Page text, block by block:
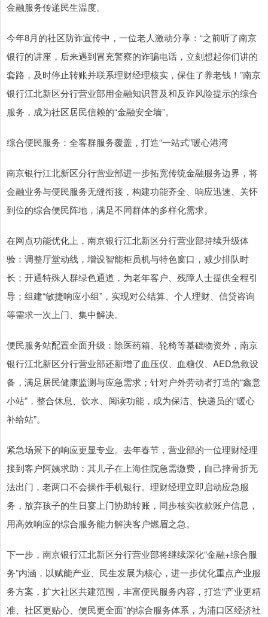
金融服务传递民生温度。
今年8月的社区防诈宣传中，一位老人激动分享：“之前听了南京
银行的讲座，后来遇到冒充警察的诈骗电话，立刻想起你们讲的
套路，及时停止转账并联系理财经理核实，保住了养老钱！”南京
银行江北新区分行营业部用金融知识普及和反诈风险提示的综合
服务，成为社区居民信赖的“金融安全墙”。
综合便民服务：全客群服务覆盖，打造“一站式”暖心港湾
南京银行江北新区分行营业部进一步拓宽传统金融服务边界，将
金融业务与便民服务无缝衔接，构建功能齐全、响应迅速、关怀
到位的综合便民阵地，满足不同群体的多样化需求。
在网点功能优化上，南京银行江北新区分行营业部持续升级体
验：调整厅堂动线，增设智能柜员机与特色窗口，减少排队时
长；开通特殊人群绿色通道，为老年客户、残障人士提供全程引
导；组建“敏捷响应小组”，实现对公结算、个人理财、信贷咨询
等需求一次上门、集中解决。
便民服务站配置全面升级：除医药箱、轮椅等基础物资外，南京
银行江北新区分行营业部还新增了血压仪、血糖仪、AED急救设
备，满足居民健康监测与应急需求；针对户外劳动者打造的“鑫意
小站”，整合休息、饮水、阅读功能，成为保洁、快递员的“暖心
补给站”。
紧急场景下的响应更显专业。去年春节，营业部的一位理财经理
接到客户阿姨求助：其儿子在上海住院急需缴费，自己摔骨折无
法出门，老两口不会操作手机银行。理财经理立即启动应急服
务，放弃孩子的生日宴上门协助转账，同步核实收款账户信息，
用高效响应的综合服务能力解决客户燃眉之急。
下一步，南京银行江北新区分行营业部将继续深化“金融+综合服
务”内涵，以赋能产业、民生发展为核心，进一步优化重点产业服
务方案，扩大社区共建范围，丰富便民服务内容，打造“产业更精
准、社区更贴心、便民更全面”的综合服务体系，为浦口区经济社